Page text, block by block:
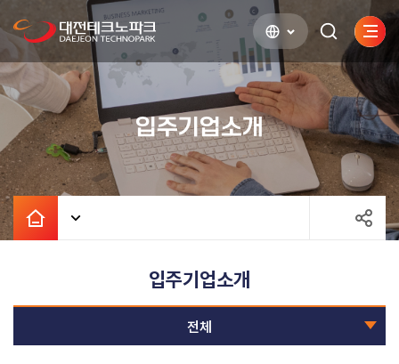
검색하기사이
열기
입주기업소개
입주기업소개
전체